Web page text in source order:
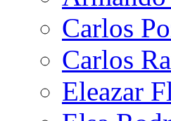
Carlos
Carlos
Eleazar